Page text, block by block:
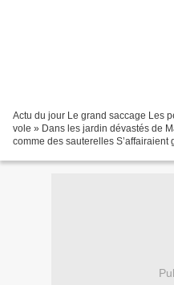
Actu du jour Le grand saccage Les
vole » Dans les jardin dévastés de
comme des sauterelles S’affairaient